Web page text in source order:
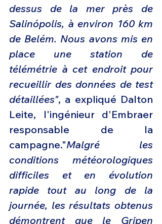
dessus de la mer près de
Salinópolis, à environ 160 km
de Belém. Nous avons mis en
place une station de
télémétrie à cet endroit pour
recueillir des données de test
détaillées", a expliqué Dalton
Leite, l'ingénieur d'Embraer
responsable de la
campagne."Malgré les
conditions météorologiques
difficiles et en évolution
rapide tout au long de la
journée, les résultats obtenus
démontrent que le Gripen